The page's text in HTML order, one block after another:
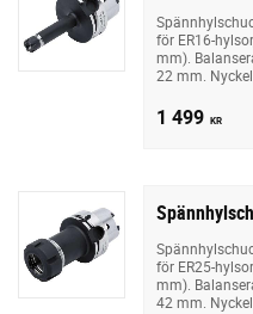
för ER16-
mm).
22 mm.
1 499 KR
för ER25-
mm).
42 mm.